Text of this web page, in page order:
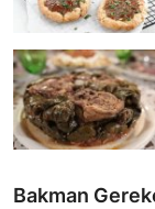
Bakman